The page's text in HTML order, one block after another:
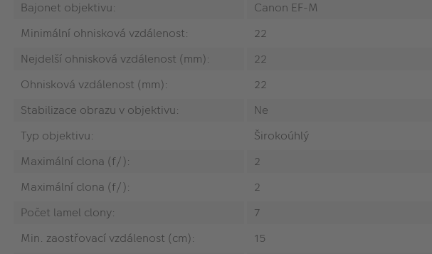
Bajonet objektivu:
Canon EF-M
Minimální ohnisková vzdálenost:
22
Nejdelší ohnisková vzdálenost (mm):
22
Ohnisková vzdálenost (mm):
22
Stabilizace obrazu v objektivu:
Ne
Typ objektivu:
Širokoúhlý
Maximální clona (f/):
2
Maximální clona (f/):
2
Počet lamel clony:
7
Min. zaostřovací vzdálenost (cm):
15